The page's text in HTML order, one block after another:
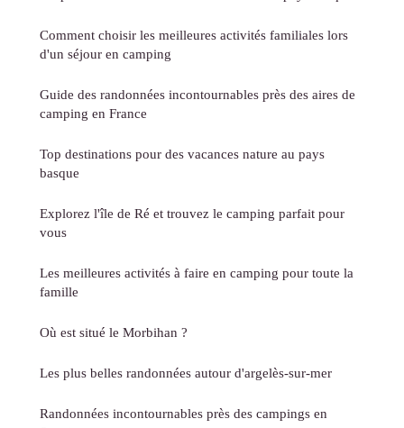
Comment choisir les meilleures activités familiales lors
d'un séjour en camping
Guide des randonnées incontournables près des aires de
camping en France
Top destinations pour des vacances nature au pays
basque
Explorez l'île de Ré et trouvez le camping parfait pour
vous
Les meilleures activités à faire en camping pour toute la
famille
Où est situé le Morbihan ?
Les plus belles randonnées autour d'argelès-sur-mer
Randonnées incontournables près des campings en